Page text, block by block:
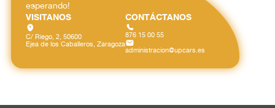
esperando!
VISITANOS
C/ Riego, 2, 50600
Ejea de los Caballeros, Zaragoza
CONTÁCTANOS
876 15 00 55
administracion@upcars.es